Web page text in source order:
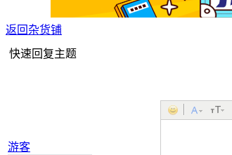
返回杂货铺
快速回复主题
游客